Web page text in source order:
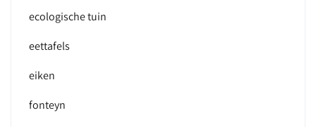
ecologische tuin
eettafels
eiken
fonteyn